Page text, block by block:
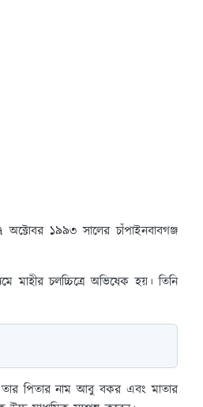
১৯৯৩ সালের চাঁপাইনবাবগঞ্জ
মাহীর চলচ্চিত্রে অভিষেক হয়। তিনি
তার পিতার নাম আবু বকর এবং মাতার